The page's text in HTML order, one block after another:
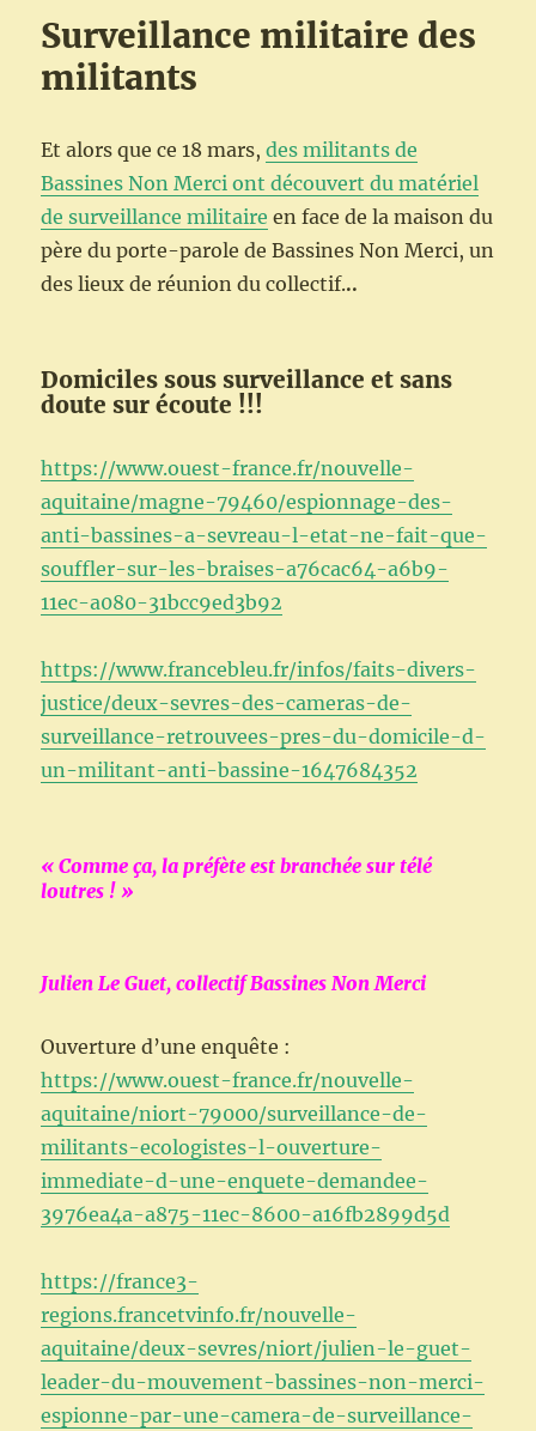
Surveillance militaire des
militants
Et alors que ce 18 mars,des militants de
Bassines Non Merci ont découvert du matériel
de surveillance militaire en face de la maison du
père du porte-parole de Bassines Non Merci, un
des lieux de réunion du collectif...
Domiciles sous surveillance et sans
doute sur écoute !!!
https://www.ouest-france.fr/nouvelle-
aquitaine/magne-79460/espionnage-des-
anti-bassines-a-sevreau-l-etat-ne-fait-que-
souffler-sur-les-braises-a76cac64-a6b9-
11ec-a080-31bcc9ed3b92
https://www.francebleu.fr/infos/faits-divers-
justice/deux-sevres-des-cameras-de-
surveillance-retrouvees-pres-du-domicile-d-
un-militant-anti-bassine-1647684352
« Comme ça, la préfète est branchée sur télé
loutres ! »
Julien Le Guet, collectif Bassines Non Merci
Ouverture d’une enquête :
https://www.ouest-france.fr/nouvelle-
aquitaine/niort-79000/surveillance-de-
militants-ecologistes-l-ouverture-
immediate-d-une-enquete-demandee-
3976ea4a-a875-11ec-8600-a16fb2899d5d
https://france3-
regions.francetvinfo.fr/nouvelle-
aquitaine/deux-sevres/niort/julien-le-guet-
leader-du-mouvement-bassines-non-merci-
espionne-par-une-camera-de-surveillance-